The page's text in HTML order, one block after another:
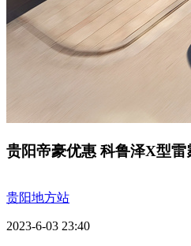
贵阳帝豪优惠 科鲁泽X型
贵阳地方站
2023-6-03 23:40